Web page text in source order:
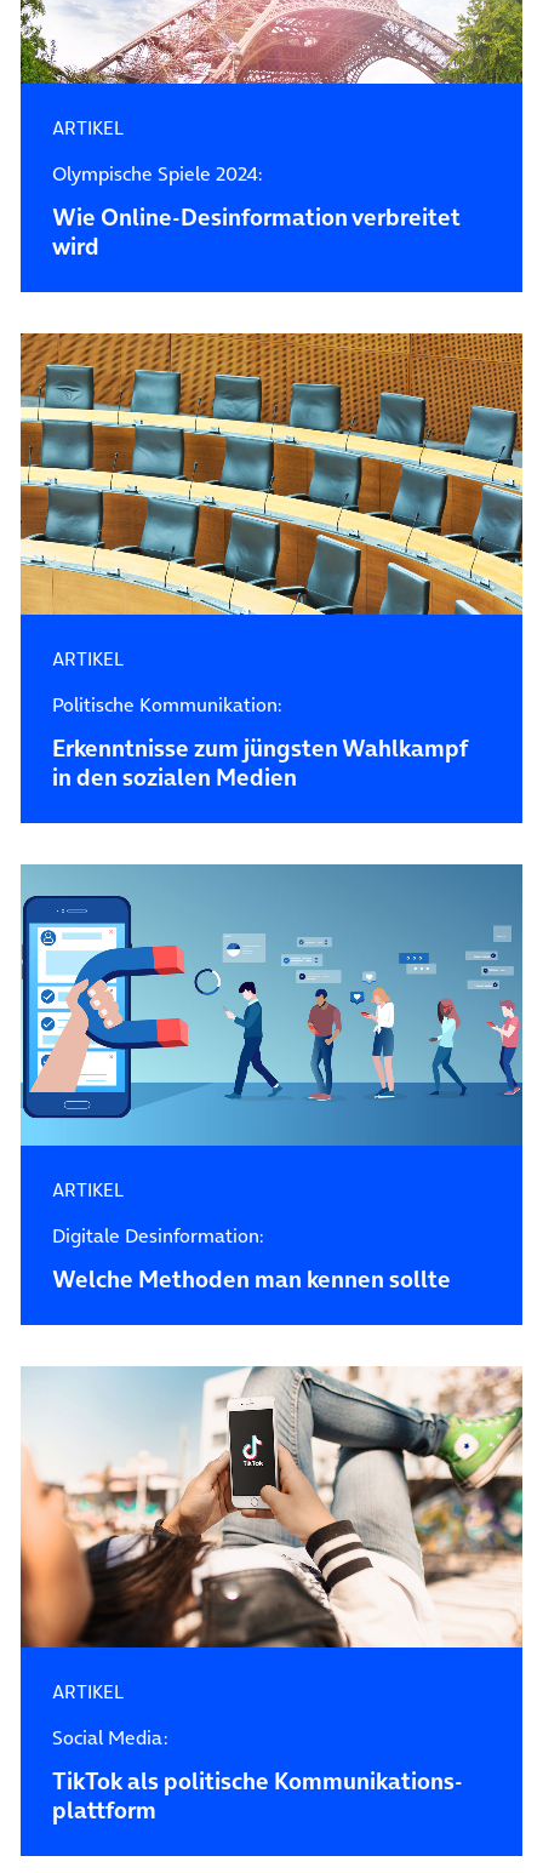
ARTIKEL
Olympische Spiele 2024:
Wie Online-Desinformation verbreitet
wird
ARTIKEL
Politische Kommunikation:
Erkenntnisse zum jüngsten Wahlkampf
in den sozialen Medien
ARTIKEL
Digitale Desinformation:
Welche Methoden man kennen sollte
ARTIKEL
Social Media:
TikTok als politische Kommunikations­
plattform